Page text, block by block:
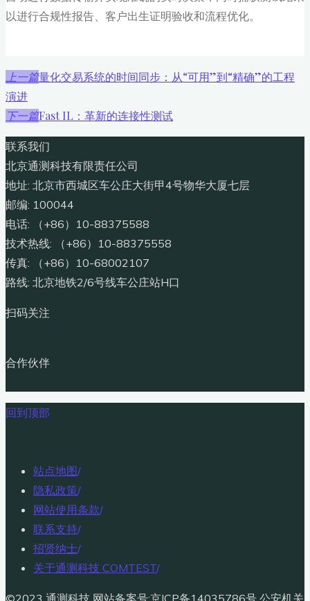
以进行合规性报告、客户出生证明验收和流程优化。
上一篇量化交易系统的时间同步：从“可用”到“精确”的工程
演进
下一篇Fast IL：革新的连接性测试
联系我们
北京通测科技有限责任公司
地址: 北京市西城区车公庄大街甲4号物华大厦七层
邮编: 100044
电话: （+86）10-88375588
技术热线: （+86）10-88375558
传真: （+86）10-68002107
路线: 北京地铁2/6号线车公庄站H口
扫码关注
合作伙伴
回到顶部
站点地图/
隐私政策/
网站使用条款/
联系支持/
招贤纳士/
关于通测科技 COMTEST/
©2023 通测科技 网站备案号:京ICP备14035786号 公安机关